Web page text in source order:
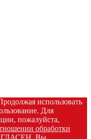
использовать
Для
пожалуйста,
обработки
Вы